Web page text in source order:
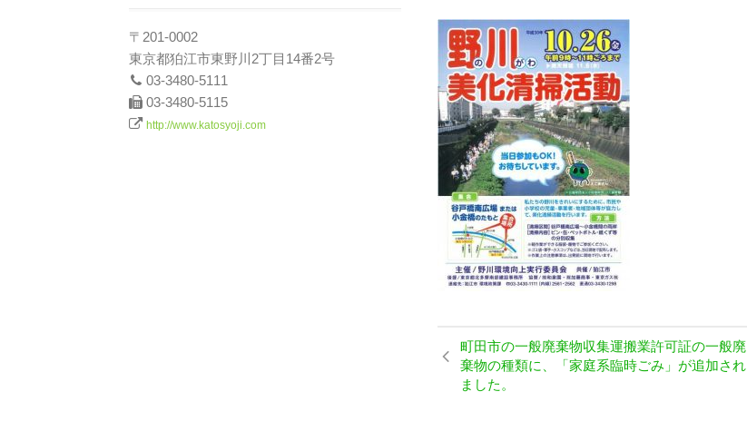
町田市の一般廃棄物収集運搬業許可証の一般廃
棄物の種類に、「家庭系臨時ごみ」が追加され
ました。
〒201-0002
東京都狛江市東野川2丁目14番2号
03-3480-5111
03-3480-5115
http://www.katosyoji.com